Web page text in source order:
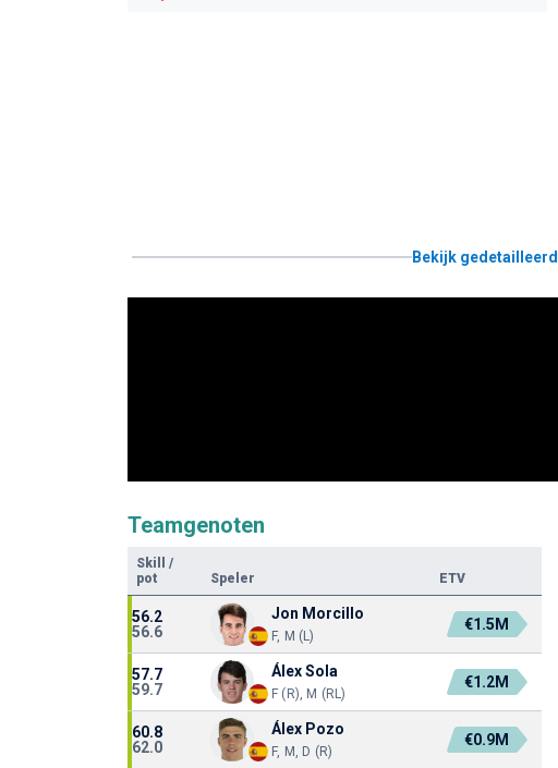
Bekijk
Teamgenoten
Skill
/
pot
Speler ETV
56.2
56.6
Jon Morcillo
F, M (L)
€1.5M
57.7
59.7
Álex Sola
F (R), M (RL)
€1.2M
60.8
62.0
Álex Pozo
F, M, D (R)
€0.9M